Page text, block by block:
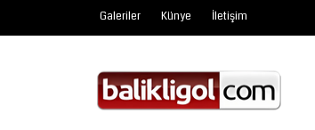
Galeriler Künye İletişim